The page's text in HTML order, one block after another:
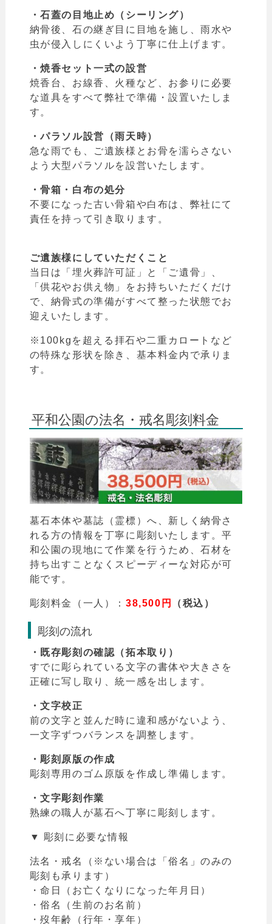
・石蓋の目地止め（シーリング）
納骨後、石の継ぎ目に目地を施し、雨水や
虫が侵入しにくいよう丁寧に仕上げます。
・焼香セット一式の設営
焼香台、お線香、火種など、お参りに必要
な道具をすべて弊社で準備・設置いたしま
す。
・パラソル設営（雨天時）
急な雨でも、ご遺族様とお骨を濡らさない
よう大型パラソルを設営いたします。
・骨箱・白布の処分
不要になった古い骨箱や白布は、弊社にて
責任を持って引き取ります。
ご遺族様にしていただくこと
当日は「埋火葬許可証」と「ご遺骨」、
「供花やお供え物」をお持ちいただくだけ
で、納骨式の準備がすべて整った状態でお
迎えいたします。
※100kgを超える拝石や二重カロートなど
の特殊な形状を除き、基本料金内で承りま
す。
平和公園の法名・戒名彫刻料金
墓石本体や墓誌（霊標）へ、新しく納骨さ
れる方の情報を丁寧に彫刻いたします。平
和公園の現地にて作業を行うため、石材を
持ち出すことなくスピーディーな対応が可
能です。
彫刻料金（一人）： 38,500円 （税込）
彫刻の流れ
・既存彫刻の確認（拓本取り）
すでに彫られている文字の書体や大きさを
正確に写し取り、統一感を出します。
・文字校正
前の文字と並んだ時に違和感がないよう、
一文字ずつバランスを調整します。
・彫刻原版の作成
彫刻専用のゴム原版を作成し準備します。
・文字彫刻作業
熟練の職人が墓石へ丁寧に彫刻します。
▼ 彫刻に必要な情報
法名・戒名（※ない場合は「俗名」のみの
彫刻も承ります）
・命日（お亡くなりになった年月日）
・俗名（生前のお名前）
・歿年齢（行年・享年）